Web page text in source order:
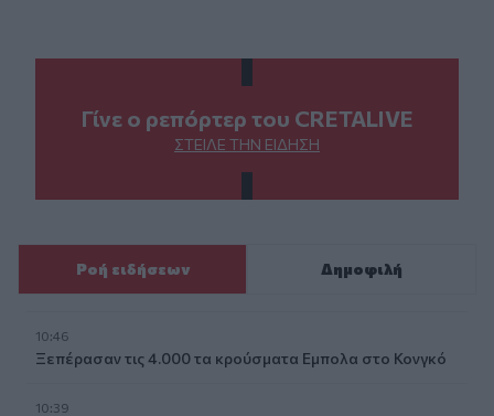
Γίνε ο ρεπόρτερ του CRETALIVE
ΣΤΕΊΛΕ ΤΗΝ ΕΊΔΗΣΗ
Ροή ειδήσεων Δημοφιλή
10:46
Ξεπέρασαν τις 4.000 τα κρούσματα Εμπολα στο Κονγκό
10:39